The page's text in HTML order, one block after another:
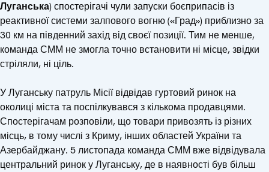
Луганська) спостерігачі чули запуски боєприпасів із
реактивної системи залпового вогню («Град») приблизно за
30 км на південний захід від своєї позиції. Тим не менше,
команда СММ не змогла точно встановити ні місце, звідки
стріляли, ні ціль.
У Луганську патруль Місії відвідав гуртовий ринок на
околиці міста та поспілкувався з кількома продавцями.
Спостерігачам розповіли, що товари привозять із різних
місць, в тому числі з Криму, інших областей України та
Азербайджану. 5 листопада команда СММ вже відвідувала
центральний ринок у Луганську, де в наявності був більш